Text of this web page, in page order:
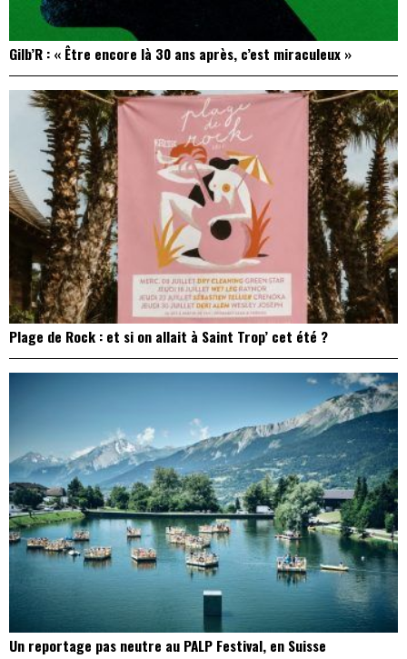
Gilb’R : « Être encore là 30 ans après, c’est miraculeux »
Plage de Rock : et si on allait à Saint Trop’ cet été ?
Un reportage pas neutre au PALP Festival, en Suisse